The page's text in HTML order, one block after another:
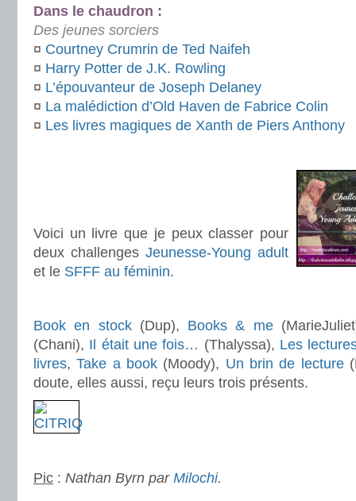
Dans le chaudron :
Des jeunes sorciers
¤ Courtney Crumrin de Ted Naifeh
¤ Harry Potter de J.K. Rowling
¤ L’épouvanteur de Joseph Delaney
¤ La malédiction d’Old Haven de Fabrice Colin
¤ Les livres magiques de Xanth de Piers Anthony
Voici un livre que je peux classer pour
deux challenges Jeunesse-Young adult
et le SFFF au féminin.
Book en stock(Dup), Books & me
(Chani), Il était une fois… (Thalyssa), Les
livres,Take a book (Moody), Un brin de lecture
doute, elles aussi, reçu leurs trois présents.
Pic : Nathan Byrn par Milochi.